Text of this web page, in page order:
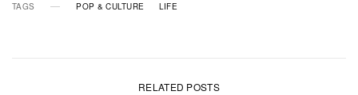
TAGS POP & CULTURE LIFE
RELATED POSTS